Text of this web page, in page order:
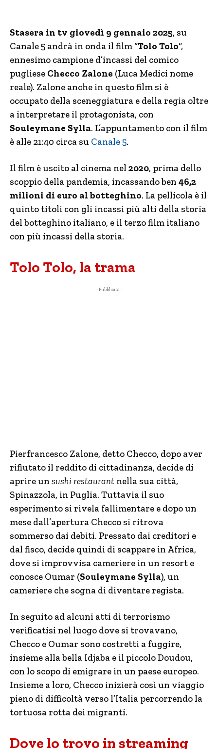
Stasera in tv giovedì 9 gennaio 2025, su
Canale 5 andrà in onda il film “Tolo Tolo“,
ennesimo campione d’incassi del comico
pugliese Checco Zalone (Luca Medici nome
reale). Zalone anche in questo film si è
occupato della sceneggiatura e della regia oltre
a interpretare il protagonista, con
Souleymane Sylla. L’appuntamento con il film
è alle 21:40 circa su Canale 5.
Il film è uscito al cinema nel 2020, prima dello
scoppio della pandemia, incassando ben 46,2
milioni di euro al botteghino. La pellicola è il
quinto titoli con gli incassi più alti della storia
del botteghino italiano, e il terzo film italiano
con più incassi della storia.
Tolo Tolo, la trama
- Pubblicità -
Pierfrancesco Zalone, detto Checco, dopo aver
rifiutato il reddito di cittadinanza, decide di
aprire un sushi restaurant nella sua città,
Spinazzola, in Puglia. Tuttavia il suo
esperimento si rivela fallimentare e dopo un
mese dall’apertura Checco si ritrova
sommerso dai debiti. Pressato dai creditori e
dal fisco, decide quindi di scappare in Africa,
dove si improvvisa cameriere in un resort e
conosce Oumar (Souleymane Sylla), un
cameriere che sogna di diventare regista.
In seguito ad alcuni atti di terrorismo
verificatisi nel luogo dove si trovavano,
Checco e Oumar sono costretti a fuggire,
insieme alla bella Idjaba e il piccolo Doudou,
con lo scopo di emigrare in un paese europeo.
Insieme a loro, Checco inizierà così un viaggio
pieno di difficoltà verso l’Italia percorrendo la
tortuosa rotta dei migranti.
Dove lo trovo in streaming